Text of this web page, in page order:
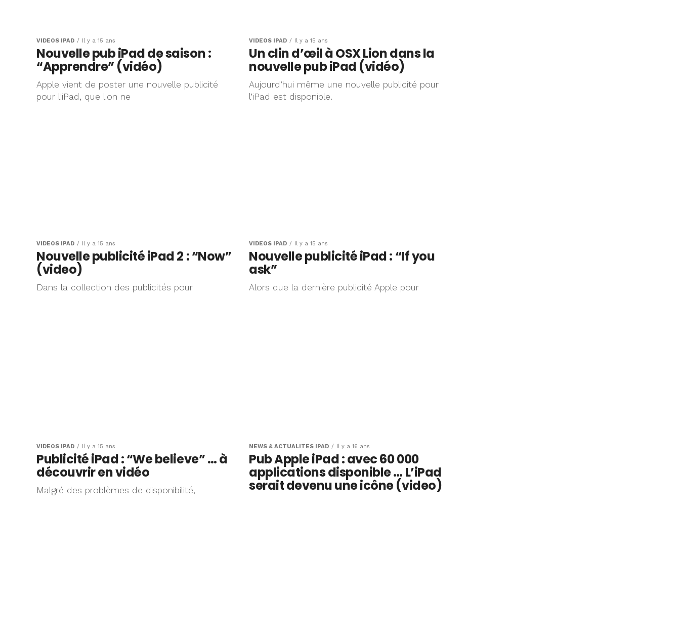
VIDÉOS IPAD Il y a 15 ans
Nouvelle pub iPad de saison :
“Apprendre” (vidéo)
Apple vient de poster une nouvelle publicité
pour l'iPad, que l'on ne
VIDÉOS IPAD Il y a 15 ans
Un clin d’œil à OSX Lion dans la
nouvelle pub iPad (vidéo)
Aujourd’hui même une nouvelle publicité pour
l’iPad est disponible.
VIDÉOS IPAD Il y a 15 ans
Nouvelle publicité iPad 2 : “Now”
(video)
Dans la collection des publicités pour
VIDÉOS IPAD Il y a 15 ans
Nouvelle publicité iPad : “If you
ask”
Alors que la dernière publicité Apple pour
VIDÉOS IPAD Il y a 15 ans
Publicité iPad : “We believe” … à
découvrir en vidéo
Malgré des problèmes de disponibilité,
NEWS & ACTUALITÉS IPAD Il y a 16 ans
Pub Apple iPad : avec 60 000
applications disponible … L’iPad
serait devenu une icône (video)